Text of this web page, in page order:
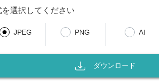
を選択してください
JPEG PNG AI
ダウンロード